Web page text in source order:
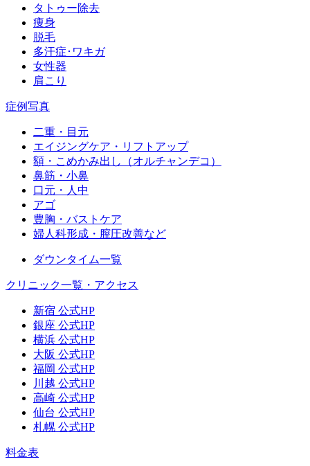
タトゥー除去
痩身
脱毛
多汗症･ワキガ
女性器
肩こり
症例写真
二重・目元
エイジングケア・リフトアップ
額・こめかみ出し（オルチャンデコ）
鼻筋・小鼻
口元・人中
アゴ
豊胸・バストケア
婦人科形成・膣圧改善など
ダウンタイム一覧
クリニック一覧・アクセス
新宿 公式HP
銀座 公式HP
横浜 公式HP
大阪 公式HP
福岡 公式HP
川越 公式HP
高崎 公式HP
仙台 公式HP
札幌 公式HP
料金表